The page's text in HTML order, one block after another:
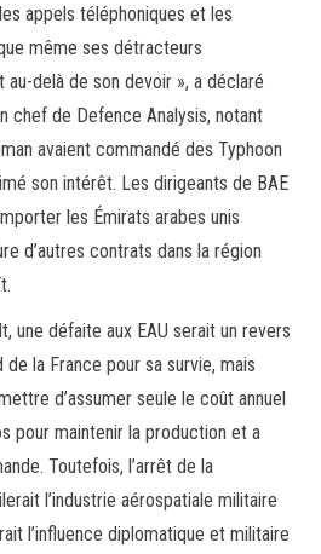
appels téléphoniques et les
même ses détracteurs
delà de son devoir », a déclaré
chef de Defence Analysis, notant
avaient commandé des Typhoon
son intérêt. Les dirigeants de BAE
les Émirats arabes unis
d’autres contrats dans la région
une défaite aux EAU serait un revers
la France pour sa survie, mais
d’assumer seule le coût annuel
pour maintenir la production et a
Toutefois, l’arrêt de la
l’industrie aérospatiale militaire
l’influence diplomatique et militaire